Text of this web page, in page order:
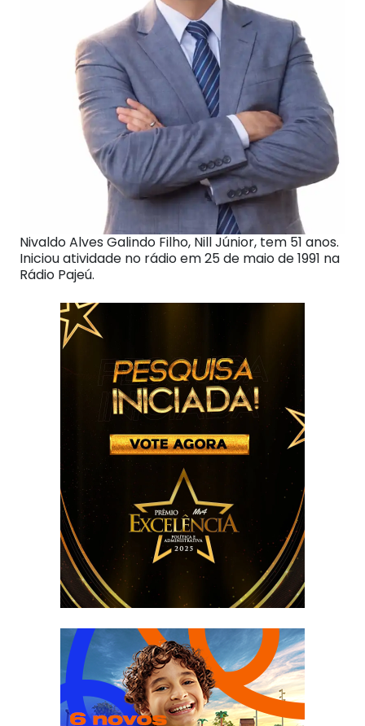
Nivaldo Alves Galindo Filho, Nill Júnior, tem 51 anos.
Iniciou atividade no rádio em 25 de maio de 1991 na
Rádio Pajeú.